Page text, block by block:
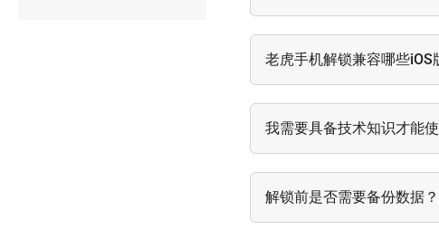
老虎手机解锁兼容哪些iOS
我需要具备技术知识才能
解锁前是否需要备份数据？